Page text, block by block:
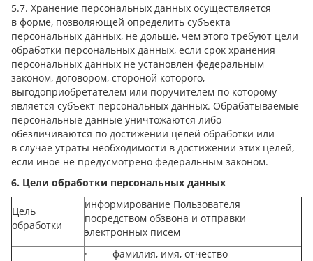
5.7. Хранение персональных данных осуществляется
в форме, позволяющей определить субъекта
персональных данных, не дольше, чем этого требуют цели
обработки персональных данных, если срок хранения
персональных данных не установлен федеральным
законом, договором, стороной которого,
выгодоприобретателем или поручителем по которому
является субъект персональных данных. Обрабатываемые
персональные данные уничтожаются либо
обезличиваются по достижении целей обработки или
в случае утраты необходимости в достижении этих целей,
если иное не предусмотрено федеральным законом.
6. Цели обработки персональных данных
Цель
обработки
информирование Пользователя
посредством обзвона и отправки
электронных писем
· фамилия, имя, отчество